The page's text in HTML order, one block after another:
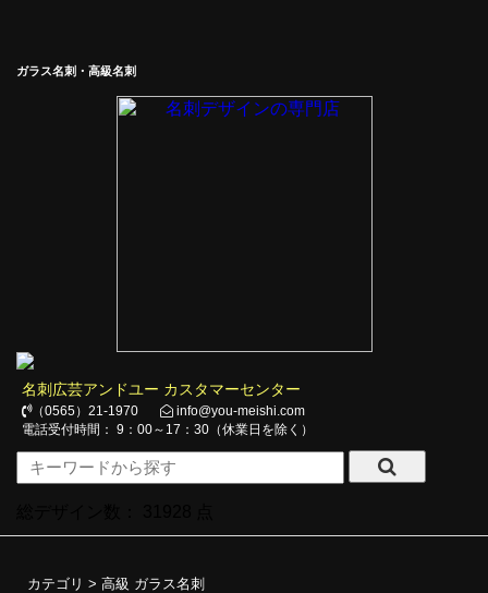
ガラス名刺・高級名刺
名刺広芸アンドユー カスタマーセンター
（0565）21-1970
info@you-meishi.com
電話受付時間： 9：00～17：30（休業日を除く）
カテゴリ > 高級 ガラス名刺